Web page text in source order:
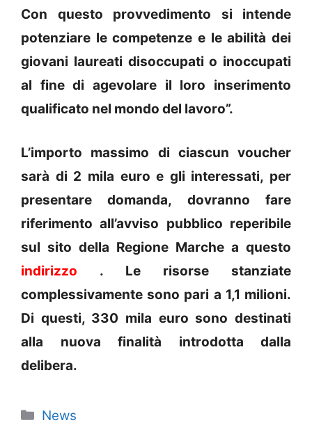
Con questo provvedimento si intende
potenziare le competenze e le abilità dei
giovani laureati disoccupati o inoccupati
al fine di agevolare il loro inserimento
qualificato nel mondo del lavoro”.
L’importo massimo di ciascun voucher
sarà di 2 mila euro e gli interessati, per
presentare domanda, dovranno fare
riferimento all’avviso pubblico reperibile
sul sito della Regione Marche a questo
indirizzo . Le risorse stanziate
complessivamente sono pari a 1,1 milioni.
Di questi, 330 mila euro sono destinati
alla nuova finalità introdotta dalla
delibera.
Categorie
News